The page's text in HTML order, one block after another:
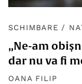
SCHIMBARE /
„Ne-am
dar nu va fi
OANA FILIP